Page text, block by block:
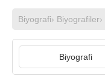
Biyografi› Biyografiler›
Biyografi